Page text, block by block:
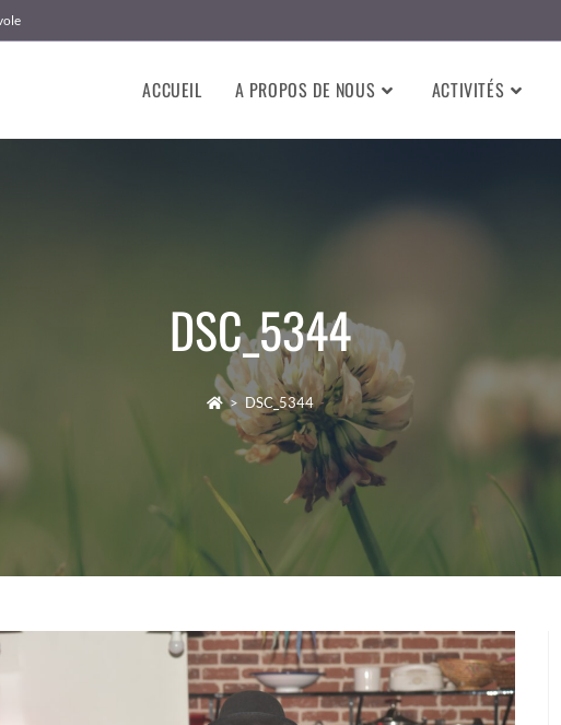
ACCUEIL A PROPOS DE NOUS ACTIVITÉS
DSC_5344
> DSC_5344